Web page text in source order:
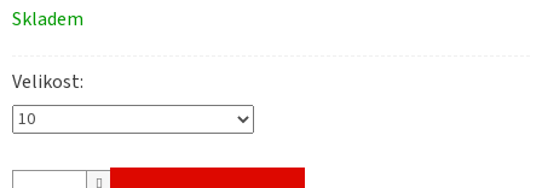
cena:
Skladem
Velikost